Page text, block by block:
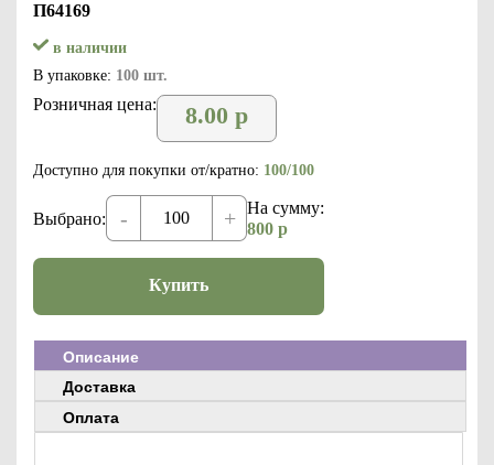
П64169
в наличии
В упаковке: 100 шт.
Розничная цена: 8.00 р
Доступно для покупки от/кратно: 100/100
Выбрано: - +
На сумму:
800 р
Купить
Описание
Доставка
Оплата